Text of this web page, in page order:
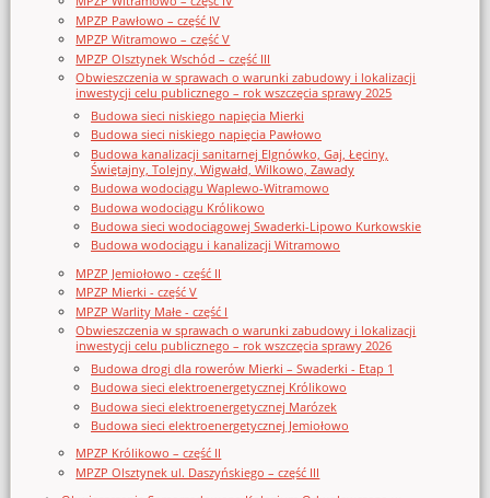
MPZP Pawłowo – część IV
MPZP Witramowo – część V
MPZP Olsztynek Wschód – część III
Obwieszczenia w sprawach o warunki zabudowy i lokalizacji
inwestycji celu publicznego – rok wszczęcia sprawy 2025
Budowa sieci niskiego napięcia Mierki
Budowa sieci niskiego napięcia Pawłowo
Budowa kanalizacji sanitarnej Elgnówko, Gaj, Łęciny,
Świętajny, Tolejny, Wigwałd, Wilkowo, Zawady
Budowa wodociągu Waplewo-Witramowo
Budowa wodociągu Królikowo
Budowa sieci wodociągowej Swaderki-Lipowo Kurkowskie
Budowa wodociągu i kanalizacji Witramowo
MPZP Jemiołowo - część II
MPZP Mierki - część V
MPZP Warlity Małe - część I
Obwieszczenia w sprawach o warunki zabudowy i lokalizacji
inwestycji celu publicznego – rok wszczęcia sprawy 2026
Budowa drogi dla rowerów Mierki – Swaderki - Etap 1
Budowa sieci elektroenergetycznej Królikowo
Budowa sieci elektroenergetycznej Marózek
Budowa sieci elektroenergetycznej Jemiołowo
MPZP Królikowo – część II
MPZP Olsztynek ul. Daszyńskiego – część III